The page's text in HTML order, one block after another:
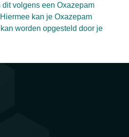
volgens een Oxazepam
kan je Oxazepam
worden opgesteld door je